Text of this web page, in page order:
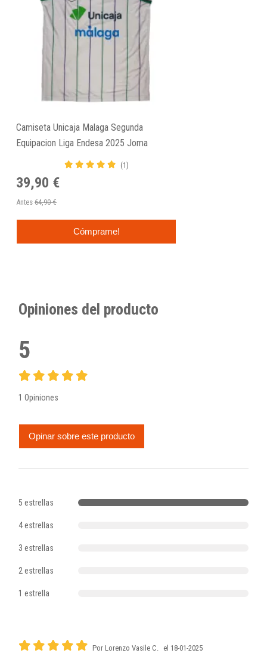
Camiseta Unicaja Malaga Segunda
Equipacion Liga Endesa 2025 Joma
(1)
39,90 €
Antes 64,90 €
Cómprame!
Opiniones del producto
5
1 Opiniones
Opinar sobre este producto
5 estrellas
4 estrellas
3 estrellas
2 estrellas
1 estrella
Por Lorenzo Vasile C.
el 18-01-2025